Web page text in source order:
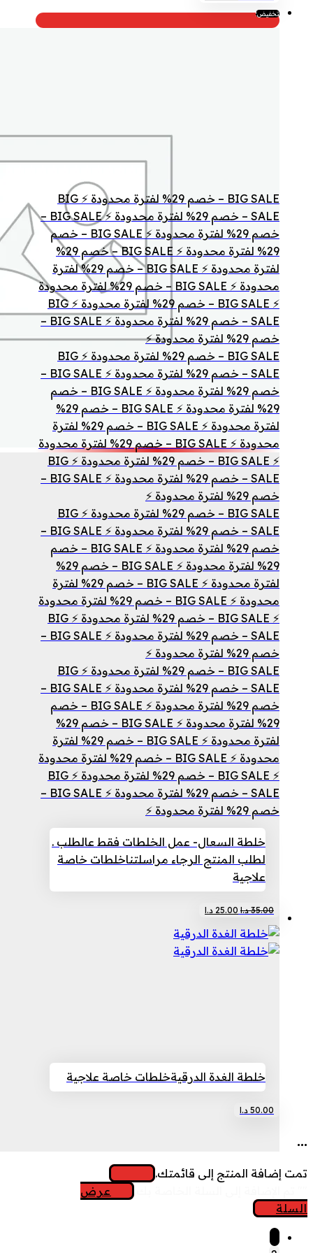
تخفيض!
BIG SALE – خصم 29% لفترة محدودة ⚡ BIG
SALE – خصم 29% لفترة محدودة ⚡ BIG SALE –
خصم 29% لفترة محدودة ⚡ BIG SALE – خصم
29% لفترة محدودة ⚡ BIG SALE – خصم 29%
لفترة محدودة ⚡ BIG SALE – خصم 29% لفترة
محدودة ⚡ BIG SALE – خصم 29% لفترة محدودة
⚡ BIG SALE – خصم 29% لفترة محدودة ⚡ BIG
SALE – خصم 29% لفترة محدودة ⚡ BIG SALE –
خصم 29% لفترة محدودة ⚡
BIG SALE – خصم 29% لفترة محدودة ⚡ BIG
SALE – خصم 29% لفترة محدودة ⚡ BIG SALE –
خصم 29% لفترة محدودة ⚡ BIG SALE – خصم
29% لفترة محدودة ⚡ BIG SALE – خصم 29%
لفترة محدودة ⚡ BIG SALE – خصم 29% لفترة
محدودة ⚡ BIG SALE – خصم 29% لفترة محدودة
⚡ BIG SALE – خصم 29% لفترة محدودة ⚡ BIG
SALE – خصم 29% لفترة محدودة ⚡ BIG SALE –
خصم 29% لفترة محدودة ⚡
BIG SALE – خصم 29% لفترة محدودة ⚡ BIG
SALE – خصم 29% لفترة محدودة ⚡ BIG SALE –
خصم 29% لفترة محدودة ⚡ BIG SALE – خصم
29% لفترة محدودة ⚡ BIG SALE – خصم 29%
لفترة محدودة ⚡ BIG SALE – خصم 29% لفترة
محدودة ⚡ BIG SALE – خصم 29% لفترة محدودة
⚡ BIG SALE – خصم 29% لفترة محدودة ⚡ BIG
SALE – خصم 29% لفترة محدودة ⚡ BIG SALE –
خصم 29% لفترة محدودة ⚡
BIG SALE – خصم 29% لفترة محدودة ⚡ BIG
SALE – خصم 29% لفترة محدودة ⚡ BIG SALE –
خصم 29% لفترة محدودة ⚡ BIG SALE – خصم
29% لفترة محدودة ⚡ BIG SALE – خصم 29%
لفترة محدودة ⚡ BIG SALE – خصم 29% لفترة
محدودة ⚡ BIG SALE – خصم 29% لفترة محدودة
⚡ BIG SALE – خصم 29% لفترة محدودة ⚡ BIG
SALE – خصم 29% لفترة محدودة ⚡ BIG SALE –
خصم 29% لفترة محدودة ⚡
خلطة السعال- عمل الخلطات فقط عالطلب .
لطلب المنتج الرجاء مراسلتناخلطات خاصة
علاجية
35.00 د.ا السعر
هو:
35.00 د.ا.
25.00 د.االسعر
هو:
25.00 د.ا.
خلطة الغدة الدرقيةخلطات خاصة علاجية
50.00 د.ا
...
تمت إضافة المنتج إلى قائمتك.
عرض
السلة